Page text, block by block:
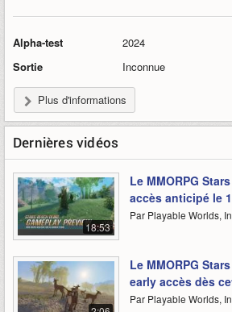
Alpha-test
2024
Sortie
Inconnue
Plus d'informations
Dernières vidéos
18:53
Le MMORPG
accès anticipé le
Par Playable Worlds,
Le MMORPG
early accès dès
Par Playable Worlds,